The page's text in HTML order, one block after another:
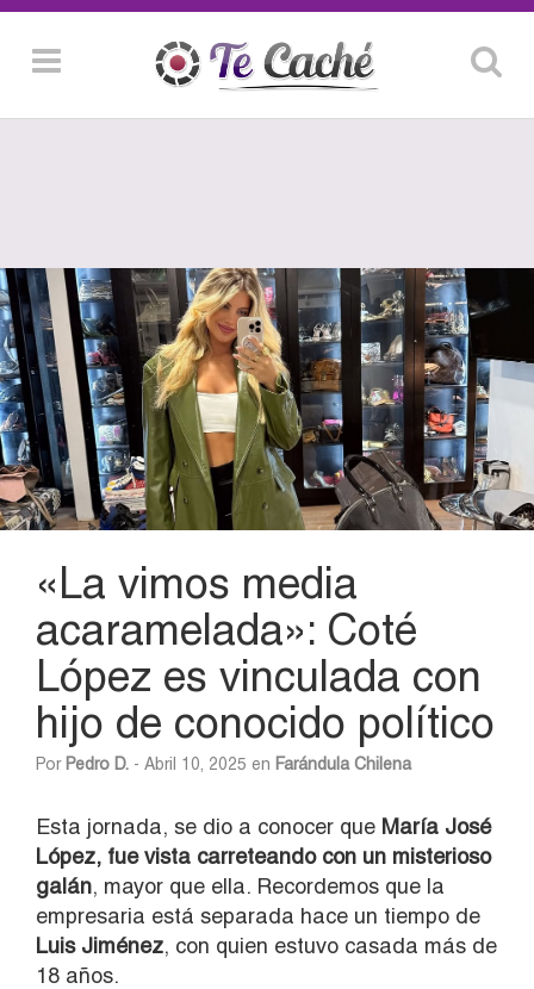
«La vimos media
acaramelada»: Coté
López es vinculada con
hijo de conocido político
Por Pedro D. - Abril 10, 2025 en Farándula Chilena
Esta jornada, se dio a conocer que María José
López, fue vista carreteando con un misterioso
galán, mayor que ella. Recordemos que la
empresaria está separada hace un tiempo de
Luis Jiménez, con quien estuvo casada más de
18 años.